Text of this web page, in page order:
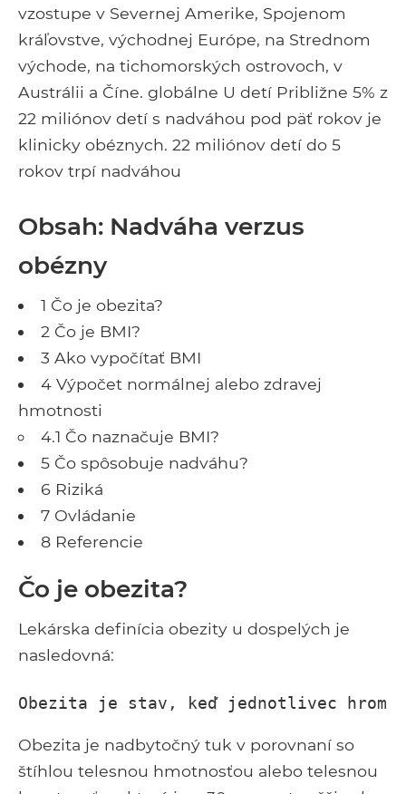
vzostupe v Severnej Amerike, Spojenom
kráľovstve, východnej Európe, na Strednom
východe, na tichomorských ostrovoch, v
Austrálii a Číne. globálne U detí Približne 5% z
22 miliónov detí s nadváhou pod päť rokov je
klinicky obéznych. 22 miliónov detí do 5
rokov trpí nadváhou
Obsah: Nadváha verzus
obézny
1 Čo je obezita?
2 Čo je BMI?
3 Ako vypočítať BMI
4 Výpočet normálnej alebo zdravej
hmotnosti
4.1 Čo naznačuje BMI?
5 Čo spôsobuje nadváhu?
6 Riziká
7 Ovládanie
8 Referencie
Čo je obezita?
Lekárska definícia obezity u dospelých je
nasledovná:
Obezita je stav, keď jednotlivec
Obezita je nadbytočný tuk v porovnaní so
štíhlou telesnou hmotnosťou alebo telesnou